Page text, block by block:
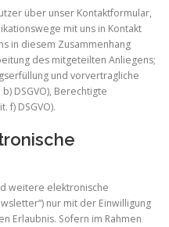
über unser Kontaktformular,
mit uns in Kontakt
in diesem Zusammenhang
des mitgeteilten Anliegens;
und vorvertragliche
DSGVO), Berechtigte
f) DSGVO).
weitere elektronische
nur mit der Einwilligung
Erlaubnis. Sofern im Rahmen